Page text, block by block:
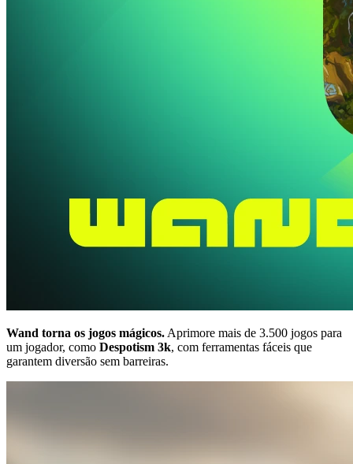
Wand torna os jogos mágicos. Aprimore mais de 3.500 jogos para
um jogador, como Despotism 3k, com ferramentas fáceis que
garantem diversão sem barreiras.